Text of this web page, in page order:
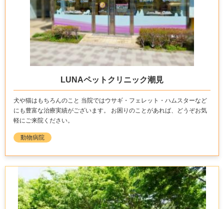
LUNAペットクリニック潮見
犬や猫はもちろんのこと 当院ではウサギ・フェレット・ハムスターなど
にも豊富な治療実績がございます。 お困りのことがあれば、どうぞお気
軽にご来院ください。
動物病院